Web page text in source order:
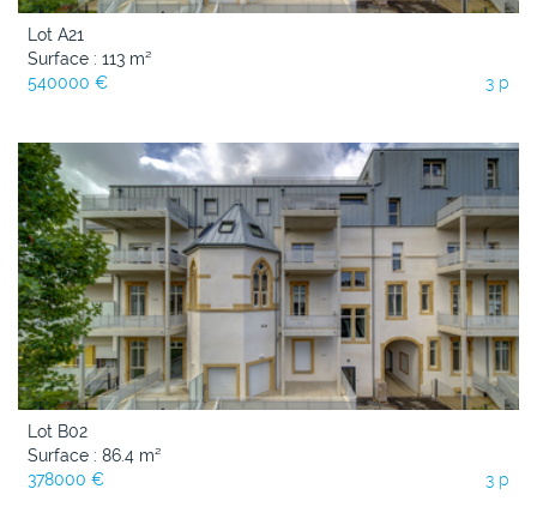
Lot A21
Surface : 113 m²
540000 €
3 p
Lot B02
Surface : 86.4 m²
378000 €
3 p